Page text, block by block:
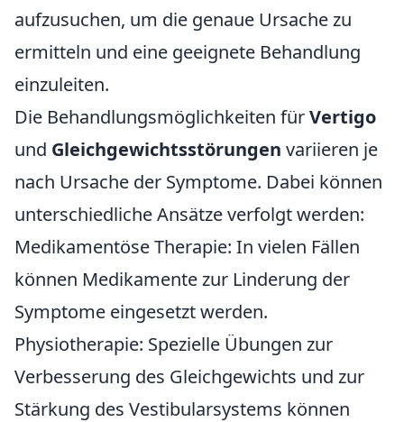
aufzusuchen, um die genaue Ursache zu
ermitteln und eine geeignete Behandlung
einzuleiten.
Die Behandlungsmöglichkeiten fürVertigo
und Gleichgewichtsstörungen variieren je
nach Ursache der Symptome. Dabei können
unterschiedliche Ansätze verfolgt werden:
Medikamentöse Therapie: In vielen Fällen
können Medikamente zur Linderung der
Symptome eingesetzt werden.
Physiotherapie: Spezielle Übungen zur
Verbesserung des Gleichgewichts und zur
Stärkung des Vestibularsystems können